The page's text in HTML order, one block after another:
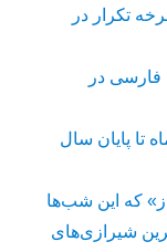
با «پایتخت7» و چرخه تکرار در
در
تا پایان سال
که این شب‌ها
شیرازی‌های